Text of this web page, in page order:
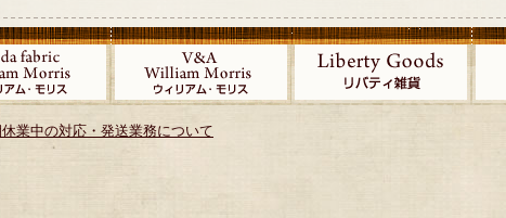
業中の対応・発送業務について